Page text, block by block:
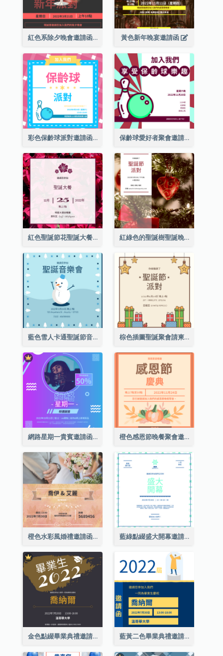
紅色系除夕晚會邀請函 黃色新年晚宴邀請函
彩色保齡球派對邀請函 保齡球愛好者聚會邀請函
紅色聖誕節花聖誕大餐請柬 紅綠色的聖誕樹聖誕晚會邀請函
藍色雪人卡通聖誕節音樂會邀請 棕色插圖聖誕聚會請柬
網路星期一貴賓邀請函 橙色感恩節晚餐聚會邀請函
橙色水彩風婚禮邀請函 藍綠點綴盛大開幕邀請函
金色點綴畢業典禮邀請函 藍黃二色畢業典禮邀請函